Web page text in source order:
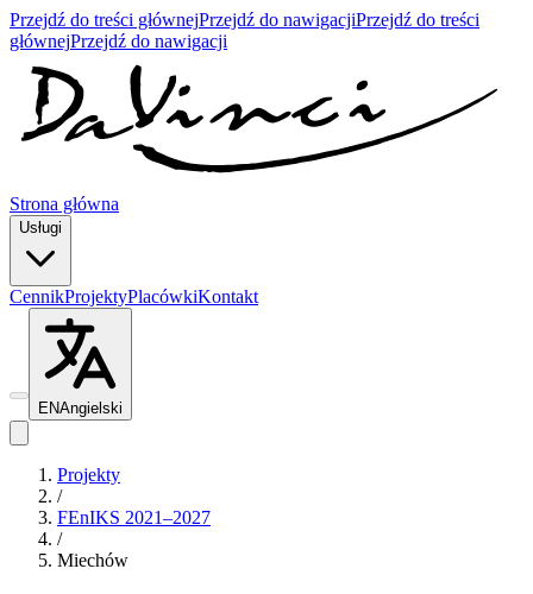
Przejdź do treści głównejPrzejdź do nawigacjiPrzejdź do treści
głównejPrzejdź do nawigacji
Strona główna
Usługi
CennikProjektyPlacówkiKontakt
ENAngielski
Projekty
/
FEnIKS 2021–2027
/
Miechów